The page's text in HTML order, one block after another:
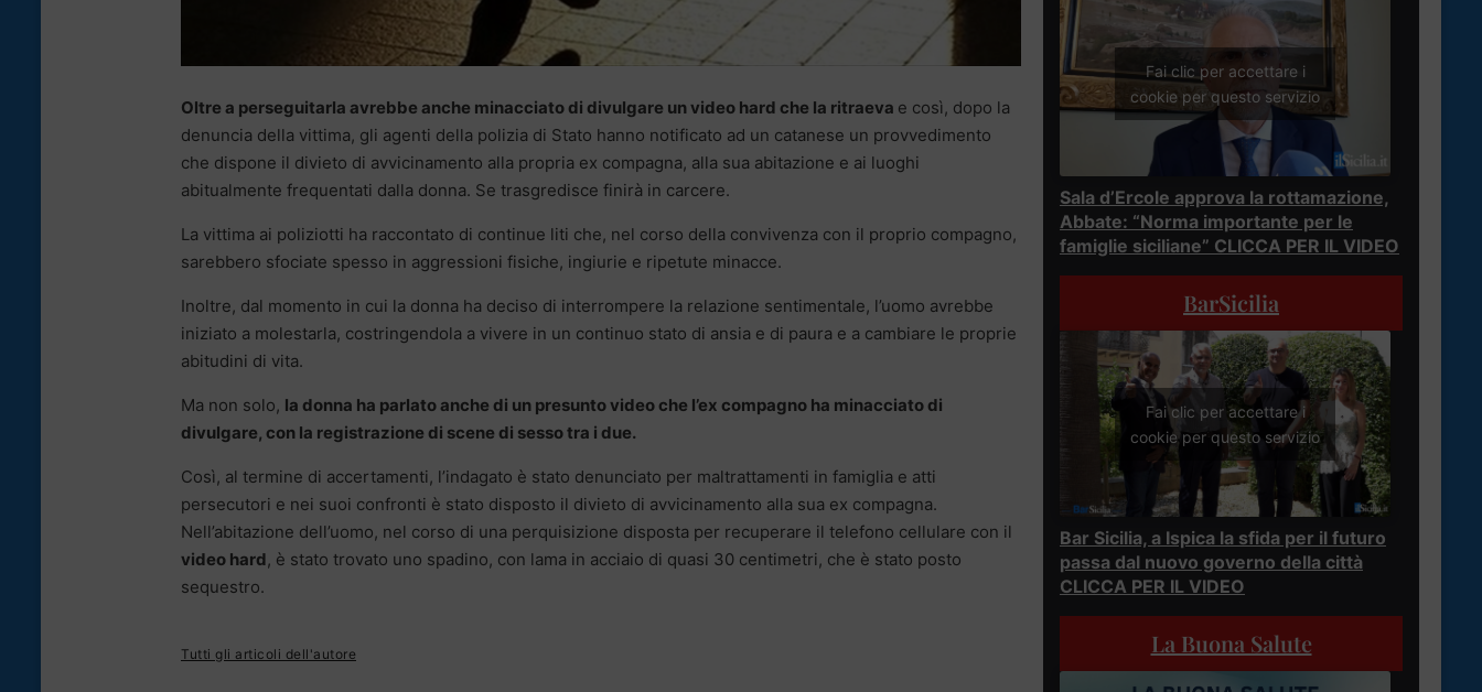
Oltre a perseguitarla avrebbe anche minacciato di divulgare un video hard che la ritraeva e così, dopo la
denuncia della vittima, gli agenti della polizia di Stato hanno notificato ad un catanese un provvedimento
che dispone il divieto di avvicinamento alla propria ex compagna, alla sua abitazione e ai luoghi
abitualmente frequentati dalla donna. Se trasgredisce finirà in carcere.
La vittima ai poliziotti ha raccontato di continue liti che, nel corso della convivenza con il proprio compagno,
sarebbero sfociate spesso in aggressioni fisiche, ingiurie e ripetute minacce.
Inoltre, dal momento in cui la donna ha deciso di interrompere la relazione sentimentale, l’uomo avrebbe
iniziato a molestarla, costringendola a vivere in un continuo stato di ansia e di paura e a cambiare le proprie
abitudini di vita.
Ma non solo, la donna ha parlato anche di un presunto video che l’ex compagno ha minacciato di
divulgare, con la registrazione di scene di sesso tra i due.
Così, al termine di accertamenti, l’indagato è stato denunciato per maltrattamenti in famiglia e atti
persecutori e nei suoi confronti è stato disposto il divieto di avvicinamento alla sua ex compagna.
Nell’abitazione dell’uomo, nel corso di una perquisizione disposta per recuperare il telefono cellulare con il
video hard, è stato trovato uno spadino, con lama in acciaio di quasi 30 centimetri, che è stato posto
sequestro.
Tutti gli articoli dell'autore
Fai clic per accettare i
cookie per questo servizio
Sala d’Ercole approva la rottamazione,
Abbate: “Norma importante per le
famiglie siciliane” CLICCA PER IL VIDEO
BarSicilia
Fai clic per accettare i
cookie per questo servizio
Bar Sicilia, a Ispica la sfida per il futuro
passa dal nuovo governo della città
CLICCA PER IL VIDEO
La Buona Salute